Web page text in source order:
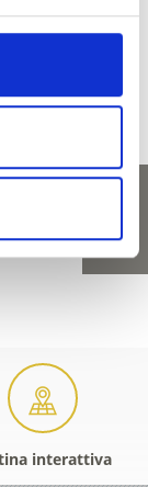
interattiva